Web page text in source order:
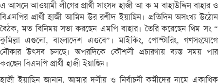
এ আসনে আওয়ামী লীগের প্রার্থী সাংসদ হাজী আ ক ম বাহাউদ্দিন বাহার ও
বিএনপির প্রার্থী হাজী আমিন উর রশীদ ইয়াছিন। প্রতিদিন অসংখ্য উঠোন
বৈঠক, মত বিনিময় সভা করছেন এমপি বাহার। তৈরি করেছেন থিম সং “
কুমিল্লা এগুলো, বাংলাদেশ এগুবে”। মাইকিং, পোস্টারিং, গণসংযোগে
নৌকার উৎসব চলছে। অপরদিকে কৌশলী প্রচারণায় ব্যস্ত সময় পার
করছেন বিএনপি প্রার্থী হাজী ইয়াছিন।
হাজী ইয়াছিন জানান, আমার দলীয় ও নির্বাচনী কর্মীদের নামে একাধিক